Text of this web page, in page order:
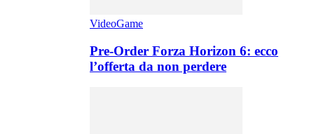
VideoGame
Pre-Order Forza Horizon 6: ecco
l’offerta da non perdere